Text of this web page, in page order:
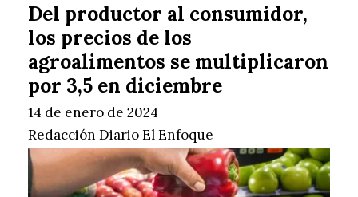
Del productor al consumidor,
los precios de los
agroalimentos se multiplicaron
por 3,5 en diciembre
Redacción Diario El Enfoque
14 de enero de 2024